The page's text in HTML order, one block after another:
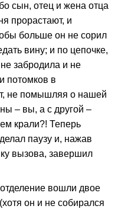
сын, отец и жена отца
прорастают, и
больше он не сорил
вину; и по цепочке,
забродила и не
потомков в
не помышляя о нашей
– вы, а с другой –
крали?! Теперь
паузу и, нажав
вызова, завершил
вошли двое
он и не собирался